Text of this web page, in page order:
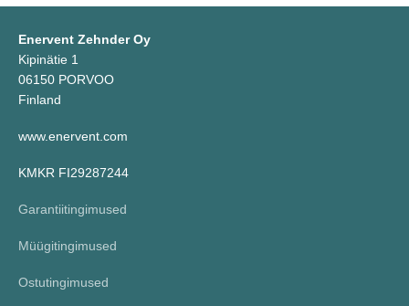
Enervent Zehnder Oy
Kipinätie 1
06150 PORVOO
Finland
www.enervent.com
KMKR FI29287244
Garantiitingimused
Müügitingimused
Ostutingimused